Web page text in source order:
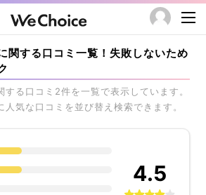
関する口コミ一覧！失敗しないため
する口コミ2件を一覧で表示しています。
気な口コミを並び替え検索できます。
4.5